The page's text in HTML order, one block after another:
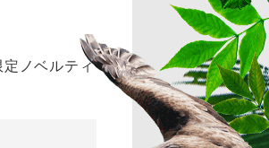
定ノベルティ